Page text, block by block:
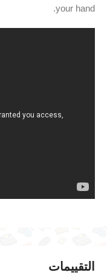
your hand.
التقييمات